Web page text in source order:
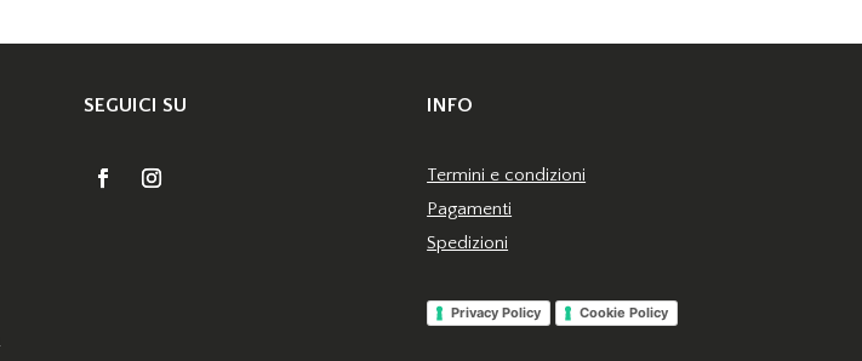
SEGUICI SU INFO
Termini e condizioni
Pagamenti
Spedizioni
Privacy Policy Cookie Policy